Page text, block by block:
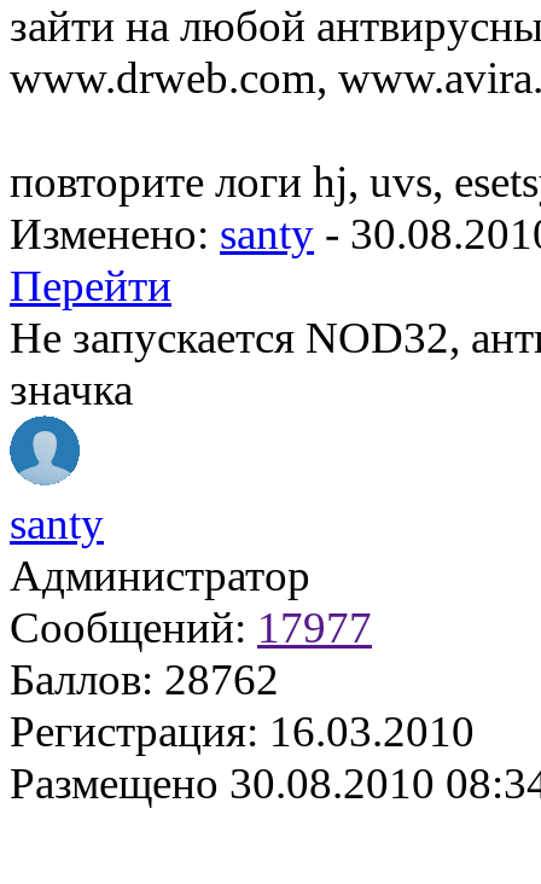
зайти на любой
www.drweb.com,
повторите логи hj, uvs,
Изменено: santy -
Перейти
Не запускается NOD32,
значка
santy
Администратор
Сообщений: 17977
Баллов: 28762
Регистрация: 16.03.2010
Размещено 30.08.2010